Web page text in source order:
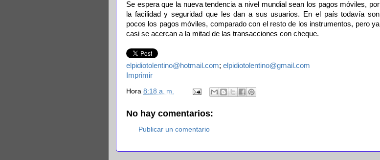
Se espera que la nueva tendencia a nivel mundial sean los pagos móviles, por
la facilidad y seguridad que les dan a sus usuarios. En el país todavía son
pocos los pagos móviles, comparado con el resto de los instrumentos, pero ya
casi se acercan a la mitad de las transacciones con cheque.
elpidiotolentino@hotmail.com; elpidiotolentino@gmail.com
Imprimir
Hora 8:18 a. m.
No hay comentarios:
Publicar un comentario